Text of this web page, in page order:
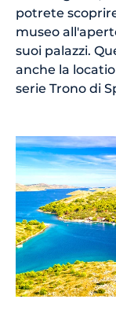
potrete
museo
suoi palazzi.
anche la
serie Trono di